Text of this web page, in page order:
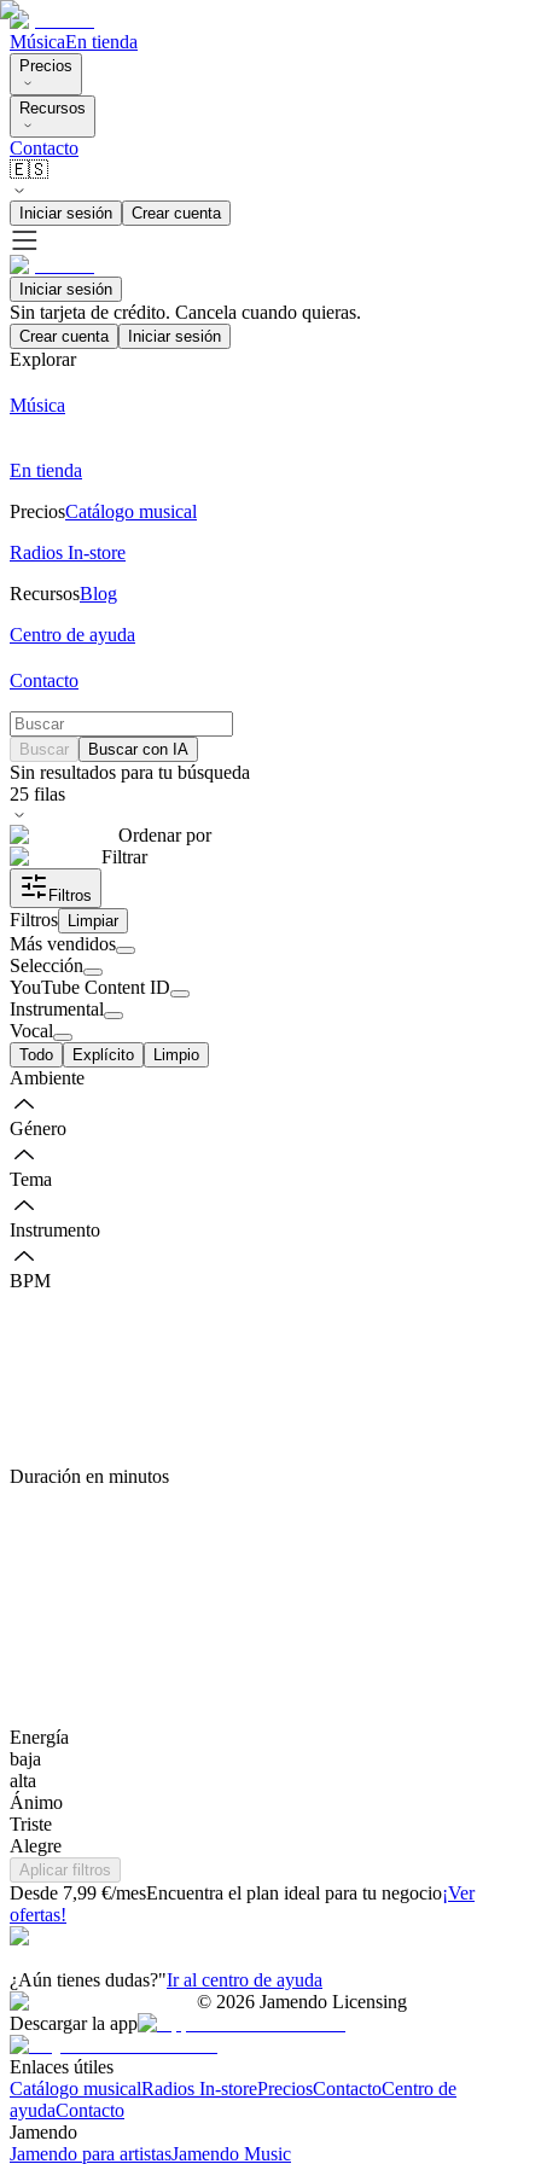
MúsicaEn tienda
Precios
Recursos
Contacto
🇪🇸
Iniciar sesión Crear cuenta
Iniciar sesión
Sin tarjeta de crédito. Cancela cuando quieras.
Crear cuenta Iniciar sesión
Explorar
Música
En tienda
PreciosCatálogo musical
Radios In-store
RecursosBlog
Centro de ayuda
Contacto
Buscar Buscar con IA
Sin resultados para tu búsqueda
25 filas
Ordenar por
Filtrar
Filtros
Filtros Limpiar
Más vendidos
Selección
YouTube Content ID
Instrumental
Vocal
Todo Explícito Limpio
Ambiente
Género
Tema
Instrumento
BPM
Duración en minutos
Energía
baja
alta
Ánimo
Triste
Alegre
Aplicar filtros
Desde 7,99 €/mesEncuentra el plan ideal para tu negocio¡Ver
ofertas!
¿Aún tienes dudas?"Ir al centro de ayuda
© 2026 Jamendo Licensing
Descargar la app
Enlaces útiles
Catálogo musicalRadios In-storePreciosContactoCentro de
ayudaContacto
Jamendo
Jamendo para artistasJamendo Music